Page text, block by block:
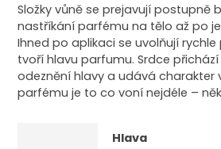
Složky vůně se prejavují postupně
nastříkání parfému na tělo až po
Ihned po aplikaci se uvolňují rychle
tvoří hlavu parfumu. Srdce
odeznění hlavy a udává charakter
parfému je to co voní nejdéle –
Hlava